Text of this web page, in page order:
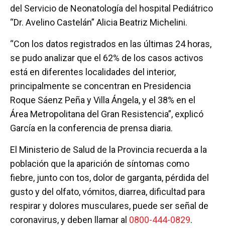
del Servicio de Neonatología del hospital Pediátrico
“Dr. Avelino Castelán” Alicia Beatriz Michelini.
“Con los datos registrados en las últimas 24 horas,
se pudo analizar que el 62% de los casos activos
está en diferentes localidades del interior,
principalmente se concentran en Presidencia
Roque Sáenz Peña y Villa Ángela, y el 38% en el
Área Metropolitana del Gran Resistencia”, explicó
García en la conferencia de prensa diaria.
El Ministerio de Salud de la Provincia recuerda a la
población que la aparición de síntomas como
fiebre, junto con tos, dolor de garganta, pérdida del
gusto y del olfato, vómitos, diarrea, dificultad para
respirar y dolores musculares, puede ser señal de
coronavirus, y deben llamar al 0800-444-0829.